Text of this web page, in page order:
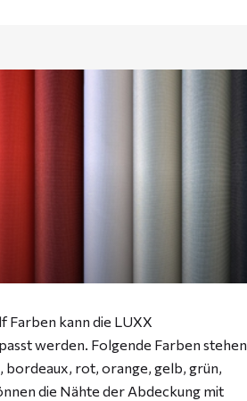
Farben kann die LUXX
werden. Folgende Farben stehen
bordeaux, rot, orange, gelb, grün,
die Nähte der Abdeckung mit